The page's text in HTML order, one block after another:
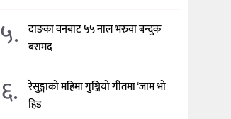
५.
दाङका वनबाट ५५ नाल भरुवा बन्दुक
बरामद
६.
रेसुङ्गाको महिमा गुञ्जियो गीतमा ‘जाम भो
हिड